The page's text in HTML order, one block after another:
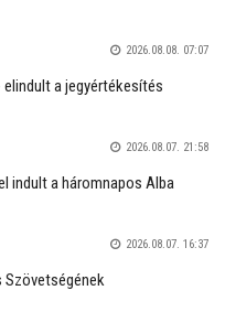
2026.08.08. 07:07
elindult a jegyértékesítés
2026.08.07. 21:58
indult a háromnapos Alba
2026.08.07. 16:37
Szövetségének